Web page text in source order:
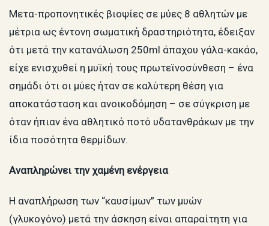
Μετα-προπονητικές βιοψίες σε μύες 8 αθλητών με
μέτρια ως έντονη σωματική δραστηριότητα, έδειξαν
ότι μετά την κατανάλωση 250ml άπαχου γάλα-κακάο,
είχε ενισχυθεί η μυϊκή τους πρωτεϊνοσύνθεση – ένα
σημάδι ότι οι μύες ήταν σε καλύτερη θέση για
αποκατάσταση και ανοικοδόμηση – σε σύγκριση με
όταν ήπιαν ένα αθλητικό ποτό υδατανθράκων με την
ίδια ποσότητα θερμίδων.
Αναπληρώνει την χαμένη ενέργεια
Η αναπλήρωση των “καυσίμων” των μυών
(γλυκογόνο) μετά την άσκηση είναι απαραίτητη για